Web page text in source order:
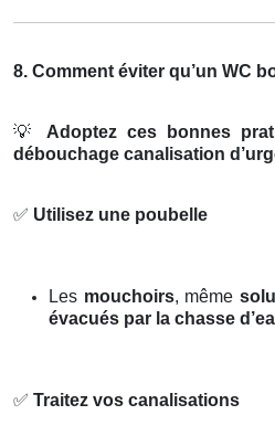
8. Comment éviter qu’un WC
💡
Adoptez ces bonnes
débouchage canalisation
✅ Utilisez une poubelle
Les mouchoirs, même
évacués par la chasse
✅ Traitez vos canalisations